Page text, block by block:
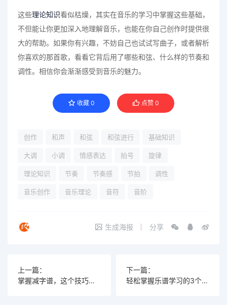
这些理论知识看似枯燥，其实在音乐的学习中掌握这些基础，
不但能让你更加深入地理解音乐，也能在你自己创作时提供很
大的帮助。如果你有兴趣，不妨自己也试试写曲子，或者解析
你喜欢的那首歌，看看它背后用了哪些和弦、什么样的节奏和
调性。相信你会渐渐感受到音乐的魅力。
收藏 0 点赞 0
创作 和声 和弦 和弦进行 基础知识
大调 小调 情感表达 拍号 旋律
理论知识 节奏 节奏感 节拍 调性
音乐创作 音乐理论 音符 音阶
生成海报 分享
上一篇：
掌握减字谱，这个技巧能让你写出意想不到的佳作！
下一篇：
轻松掌握乐谱学习的3个技巧，开启你的音乐之旅！